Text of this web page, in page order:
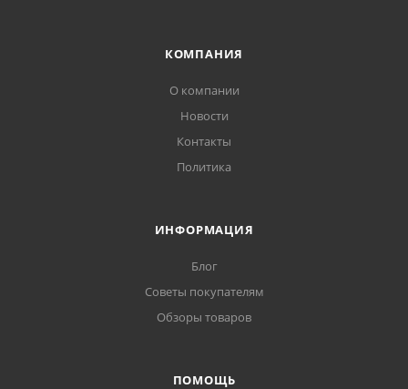
КОМПАНИЯ
О компании
Новости
Контакты
Политика
ИНФОРМАЦИЯ
Блог
Советы покупателям
Обзоры товаров
ПОМОЩЬ